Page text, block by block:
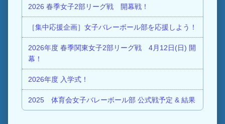
2026 春季女子2部リーグ戦 開幕戦！
［集中応援企画］女子バレーボール部を応援しよう！
2026年度 春季関東女子2部リーグ戦 4月12日(日) 開
幕！
2026年度 入学式！
2025 体育会女子バレーボール部 公式戦予定 & 結果